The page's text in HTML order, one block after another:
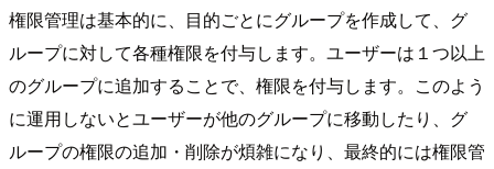
権限管理は基本的に、目的ごとにグループを作成して、グ
ループに対して各種権限を付与します。ユーザーは１つ以上
のグループに追加することで、権限を付与します。このよう
に運用しないとユーザーが他のグループに移動したり、グ
ループの権限の追加・削除が煩雑になり、最終的には権限管